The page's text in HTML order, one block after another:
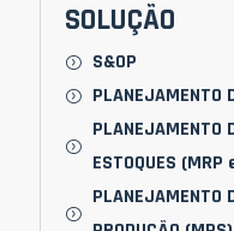
SOLUÇÃO
S&OP
PLANEJAMENTO
PLANEJAMENTO
ESTOQUES (MRP
PLANEJAMENTO